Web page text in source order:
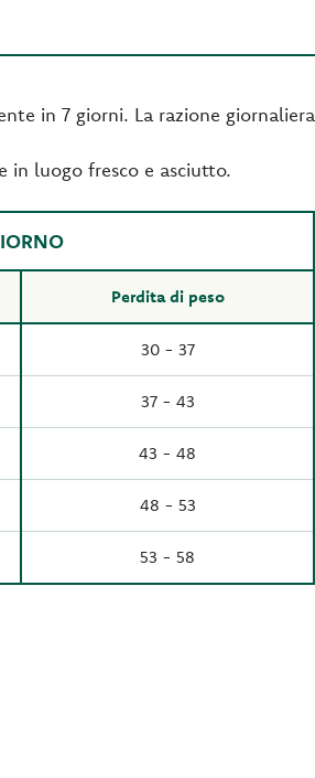
in 7 giorni. La razione giornaliera
in luogo fresco e asciutto.
Perdita di peso
30 - 37
37 - 43
43 - 48
48 - 53
53 - 58